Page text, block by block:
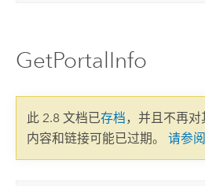
GetPortalInfo
此 2.8 文档已存档，并且不再
内容和链接可能已过期。 请参